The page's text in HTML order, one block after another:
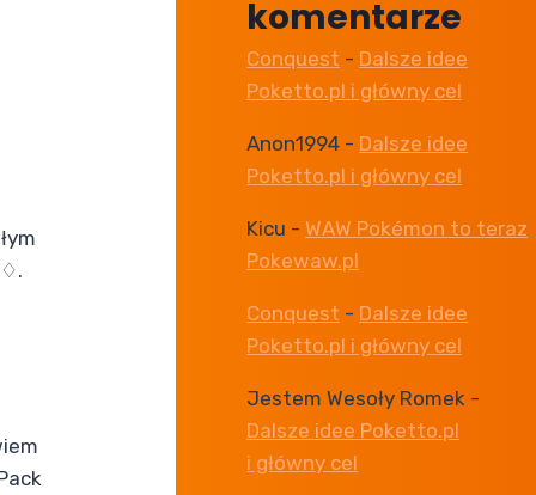
komentarze
Conquest - Dalsze idee
Poketto.pl i główny cel
Anon1994 - Dalsze idee
Poketto.pl i główny cel
Kicu - WAW Pokémon to teraz
Pokewaw.pl
Conquest - Dalsze idee
Poketto.pl i główny cel
Jestem Wesoły Romek -
Dalsze idee Poketto.pl
i główny cel